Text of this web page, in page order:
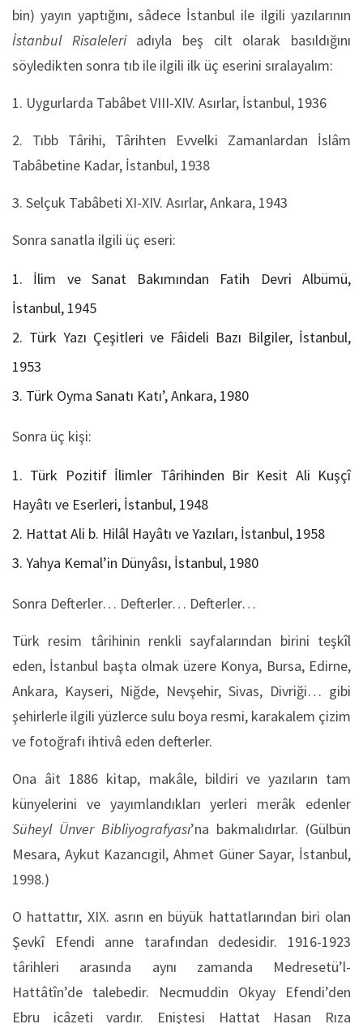
bin) yayın yaptığını, sâdece İstanbul ile ilgili yazılarının
İstanbul Risaleleriadıyla beş cilt olarak basıldığını
söyledikten sonra tıb ile ilgili ilk üç eserini sıralayalım:
1. Uygurlarda Tabâbet VIII-XIV. Asırlar, İstanbul, 1936
2. Tıbb Târihi, Târihten Evvelki Zamanlardan İslâm
Tabâbetine Kadar, İstanbul, 1938
3. Selçuk Tabâbeti XI-XIV. Asırlar, Ankara, 1943
Sonra sanatla ilgili üç eseri:
İlim ve Sanat Bakımından Fatih Devri Albümü,
İstanbul, 1945
Türk Yazı Çeşitleri ve Fâideli Bazı Bilgiler, İstanbul,
1953
Türk Oyma Sanatı Katı’, Ankara, 1980
Sonra üç kişi:
Türk Pozitif İlimler Târihinden Bir Kesit Ali Kuşçî
Hayâtı ve Eserleri, İstanbul, 1948
Hattat Ali b. Hilâl Hayâtı ve Yazıları, İstanbul, 1958
Yahya Kemal’in Dünyâsı, İstanbul, 1980
Sonra Defterler… Defterler… Defterler…
Türk resim târihinin renkli sayfalarından birini teşkîl
eden, İstanbul başta olmak üzere Konya, Bursa, Edirne,
Ankara, Kayseri, Niğde, Nevşehir, Sivas, Divriği… gibi
şehirlerle ilgili yüzlerce sulu boya resmi, karakalem çizim
ve fotoğrafı ihtivâ eden defterler.
Ona âit 1886 kitap, makâle, bildiri ve yazıların tam
künyelerini ve yayımlandıkları yerleri merâk edenler
Süheyl Ünver Bibliyografyası’na bakmalıdırlar. (Gülbün
Mesara, Aykut Kazancıgil, Ahmet Güner Sayar, İstanbul,
1998.)
O hattattır, XIX. asrın en büyük hattatlarından biri olan
Şevkî Efendi anne tarafından dedesidir. 1916-1923
târihleri arasında aynı zamanda Medresetü’l-
Hattâtîn’de talebedir. Necmuddin Okyay Efendi’den
Ebru icâzeti vardır. Eniştesi Hattat Hasan Rıza